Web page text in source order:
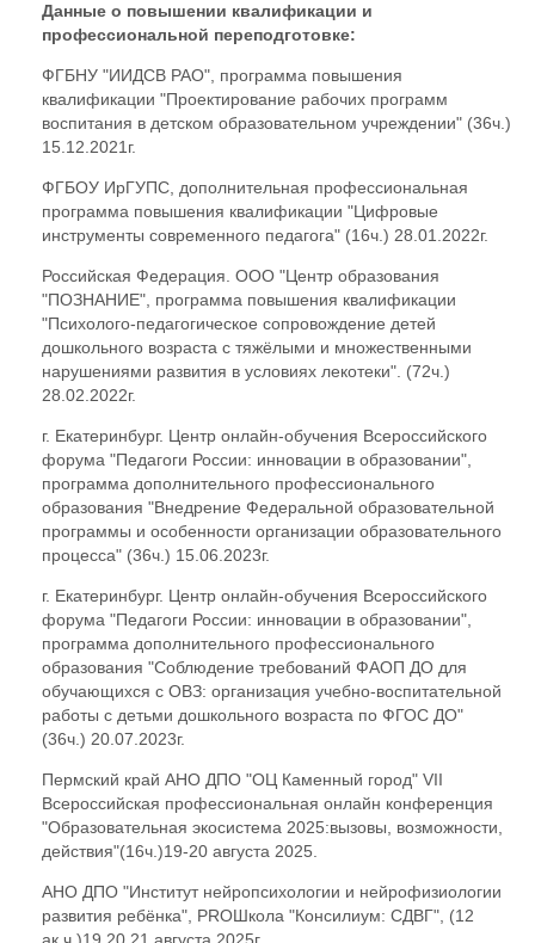
Данные о повышении квалификации и
профессиональной переподготовке:
ФГБНУ "ИИДСВ РАО", программа повышения
квалификации "Проектирование рабочих программ
воспитания в детском образовательном учреждении" (36ч.)
15.12.2021г.
ФГБОУ ИрГУПС, дополнительная профессиональная
программа повышения квалификации "Цифровые
инструменты современного педагога" (16ч.) 28.01.2022г.
Российская Федерация. ООО "Центр образования
"ПОЗНАНИЕ", программа повышения квалификации
"Психолого-педагогическое сопровождение детей
дошкольного возраста с тяжёлыми и множественными
нарушениями развития в условиях лекотеки". (72ч.)
28.02.2022г.
г. Екатеринбург. Центр онлайн-обучения Всероссийского
форума "Педагоги России: инновации в образовании",
программа дополнительного профессионального
образования "Внедрение Федеральной образовательной
программы и особенности организации образовательного
процесса" (36ч.) 15.06.2023г.
г. Екатеринбург. Центр онлайн-обучения Всероссийского
форума "Педагоги России: инновации в образовании",
программа дополнительного профессионального
образования "Соблюдение требований ФАОП ДО для
обучающихся с ОВЗ: организация учебно-воспитательной
работы с детьми дошкольного возраста по ФГОС ДО"
(36ч.) 20.07.2023г.
Пермский край АНО ДПО "ОЦ Каменный город" VII
Всероссийская профессиональная онлайн конференция
"Образовательная экосистема 2025:вызовы, возможности,
действия"(16ч.)19-20 августа 2025.
АНО ДПО "Институт нейропсихологии и нейрофизиологии
развития ребёнка", PROШкола "Консилиум: СДВГ", (12